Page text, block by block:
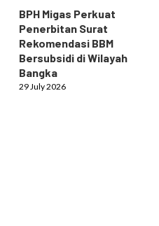
BPH Migas Perkuat
Penerbitan Surat
Rekomendasi BBM
Bersubsidi di Wilayah
Bangka
29 July 2026